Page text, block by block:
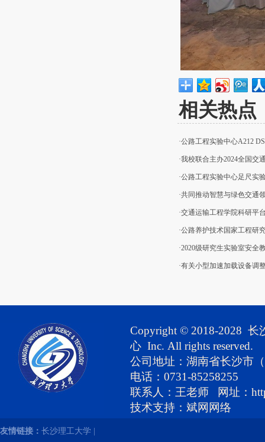
相关热点
·公路工程实验中心A212
·我校联合主办2024全国交
·公路工程实验中心足尺实
·共同推动智慧与绿色交通
·交通运输工程学院科研平
·公路养护技术国家工程研
·2020级研究生实验室安全
·有关小型加速加载设备调
Copyright © 2018-2028 长
心 Inc. All rights reserved.
公司地址：湖南省长沙市
电话：0731-85258255
联系人：王老师 网址：
技术支持： 斌网网络
友情链接： 长沙理工大学